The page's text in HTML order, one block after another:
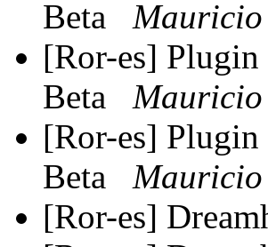
Beta
[Ror-es] Plugin
Beta
[Ror-es] Plugin
Beta
[Ror-es]